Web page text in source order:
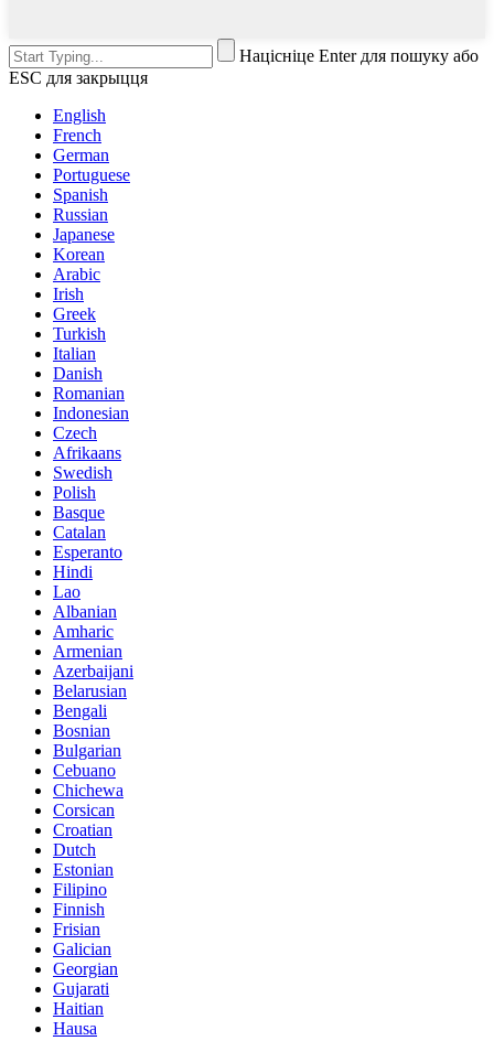
Націсніце Enter для пошуку або
ESC для закрыцця
English
French
German
Portuguese
Spanish
Russian
Japanese
Korean
Arabic
Irish
Greek
Turkish
Italian
Danish
Romanian
Indonesian
Czech
Afrikaans
Swedish
Polish
Basque
Catalan
Esperanto
Hindi
Lao
Albanian
Amharic
Armenian
Azerbaijani
Belarusian
Bengali
Bosnian
Bulgarian
Cebuano
Chichewa
Corsican
Croatian
Dutch
Estonian
Filipino
Finnish
Frisian
Galician
Georgian
Gujarati
Haitian
Hausa